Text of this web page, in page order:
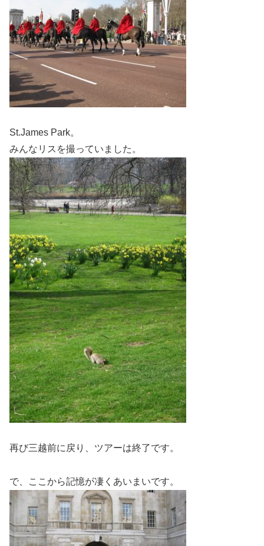
St.James Park。
みんなリスを撮っていました。
再び三越前に戻り、ツアーは終了です。
で、ここから記憶が凄くあいまいです。